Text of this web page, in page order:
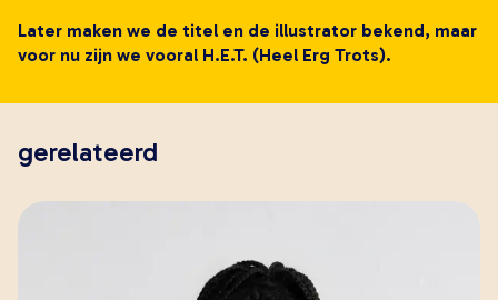
leesmeeronzin.nl
defantastischebus.nl
vertalers
Later maken we de titel en de illustrator bekend, maar
voor nu zijn we vooral H.E.T. (Heel Erg Trots).
gerelateerd